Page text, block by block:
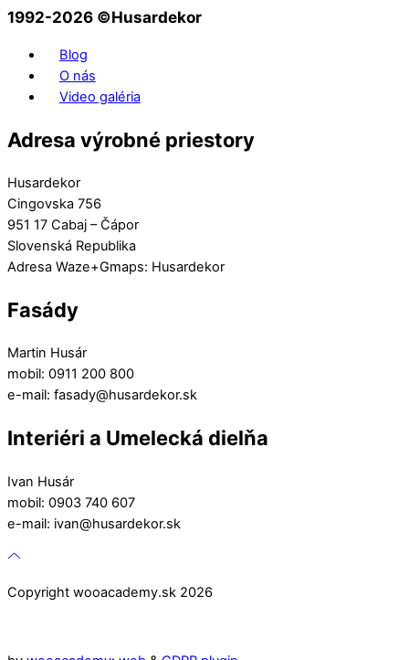
1992-2026 ©️Husardekor
Blog
O nás
Video galéria
Adresa výrobné priestory
Husardekor
Cingovska 756
951 17 Cabaj – Čápor
Slovenská Republika
Adresa Waze+Gmaps: Husardekor
Fasády
Martin Husár
mobil: 0911 200 800
e-mail: fasady@husardekor.sk
Interiéri a Umelecká dielňa
Ivan Husár
mobil: 0903 740 607
e-mail: ivan@husardekor.sk
Copyright wooacademy.sk 2026